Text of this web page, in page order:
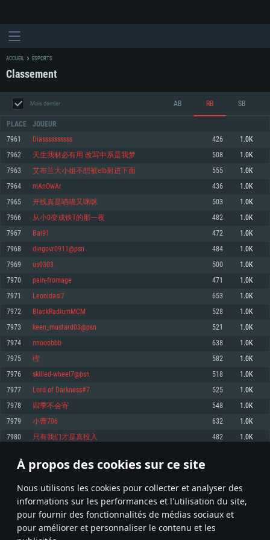
À propos des cookies sur ce site
Nous utilisons les cookies pour collecter et analyser des
informations sur les performances et l'utilisation du site,
pour fournir des fonctionnalités de médias sociaux et
pour améliorer et personnaliser le contenu et les
CONFIGURATION SYSTÈME REQUISE
Minimum
OS: Windows 10 (64 bit)
Processeur: Dual-Core 2.2 GHz
Mémoire: 4 GB
Carte graphique supportant DirectX 11: AMD Radeon 77XX / NVIDIA
GeForce GTX 660. La résolution minimale supportée par le jeu est de 720p
Connection: Connexion Internet à haut débit
Disque dur: 23.1 Go (client minimal)
Recommandée
1060 et plus, Radeon RX 570 et plus.
Disque dur: 75.9 Go (client complet)
Minimum
OS: Mac OS Big Sur 11.0 ou plus récent
Processeur: Core i5, minimum 2.2GHz (Les processeurs Intel Xeon ne sont
pas supportés)
Mémoire: 6 GB
Carte graphique: Intel Iris Pro 5200 (Mac), ou analogue AMD/Nvidia. La
résolution minimale supportée par le jeu est de 720p.
Connection: Connexion Internet à haut débit
Disque dur: 62,2 Go (client minimal)
Recommandée
OS: Mac OS Big Sur 11.0 ou plus récent
Processeur: Core i7 (Les processeurs Intel Xeon ne sont pas supportés)
Mémoire: 8 GB
Carte graphique: Radeon Vega II ou plus avec support de Metal
Disque dur: 62,2 Go (client complet)
Minimum
OS: Les configurations Linux 64 bits les plus modernes
Processeur: Dual-Core 2.4 GHz
Mémoire: 4 GB
Carte graphique: NVIDIA 660 avec les derniers drivers (moins de 6 mois) /
de même pour AMD (La résolution minimale supportée par le jeu est de
720p)
Connection: Connexion Internet à haut débit
Disque dur: 62,2 Go (client minimal)
Recommandée
OS: Ubuntu 20.04 64bit
Processeur: Intel Core i7
Mémoire: 8 GB
Carte graphique: NVIDIA 1060 avec les derniers drivers (moins de 6 mois) /
6 mois et supportant Vulkan
Connection: Connexion Internet à haut débit
Disque dur: 60,2 Go (client complet)
ACCUEIL ESPORTS
Classement
Mois dernier AB RB SB
PLACE JOUEUR
7961 Diassssssssss 426 1.0K
7962 天生我材必有用 改写中系是我梦 508 1.0K
7963 艾布兰大小姐不想被elb射进下面 555 1.0K
7964 mAnOwAr 436 1.0K
7965 开线真是喵喵又咪咪 503 1.0K
7966 从小0变成铁T的那一夜 482 1.0K
7967 Bai91 472 1.0K
7968 diegovr0911@psn 484 1.0K
7969 us0303 500 1.0K
7970 pain-fromage 471 1.0K
7971 Leonidasi7 653 1.0K
7972 BlackRadiumMCM 528 1.0K
7973 keen_mustard03@psn 521 1.0K
7974 nnooobbb 638 1.0K
7975 檉 582 1.0K
7976 skilled-wheel7@psn 518 1.0K
7977 Lord of Darkness#7 525 1.0K
7978 四季不会寄 548 1.0K
7979 小曹706 632 1.0K
7980 只有我们才是真投入 482 1.0K
* Classement mis à jour quotidiennement
398 399 400 499